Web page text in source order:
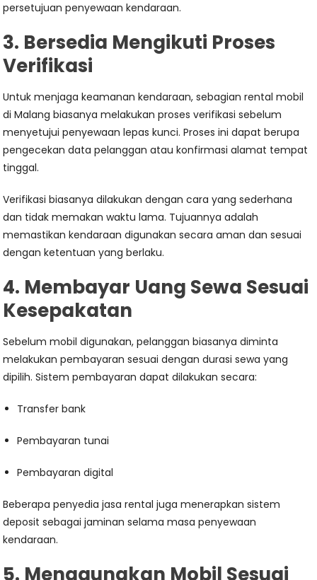
persetujuan penyewaan kendaraan.
3. Bersedia Mengikuti Proses
Verifikasi
Untuk menjaga keamanan kendaraan, sebagian rental mobil
di Malang biasanya melakukan proses verifikasi sebelum
menyetujui penyewaan lepas kunci. Proses ini dapat berupa
pengecekan data pelanggan atau konfirmasi alamat tempat
tinggal.
Verifikasi biasanya dilakukan dengan cara yang sederhana
dan tidak memakan waktu lama. Tujuannya adalah
memastikan kendaraan digunakan secara aman dan sesuai
dengan ketentuan yang berlaku.
4. Membayar Uang Sewa Sesuai
Kesepakatan
Sebelum mobil digunakan, pelanggan biasanya diminta
melakukan pembayaran sesuai dengan durasi sewa yang
dipilih. Sistem pembayaran dapat dilakukan secara:
Transfer bank
Pembayaran tunai
Pembayaran digital
Beberapa penyedia jasa rental juga menerapkan sistem
deposit sebagai jaminan selama masa penyewaan
kendaraan.
5. Menggunakan Mobil Sesuai